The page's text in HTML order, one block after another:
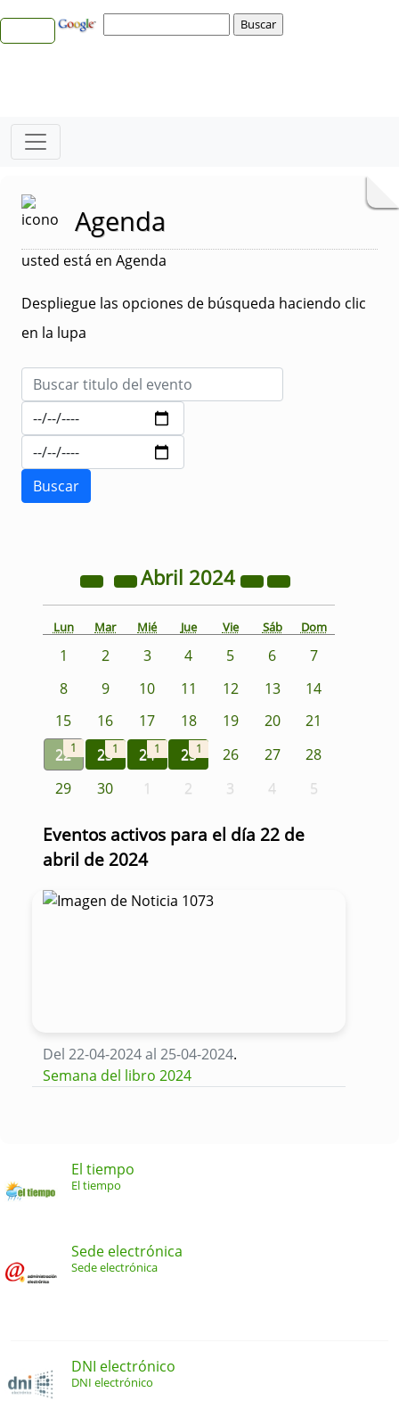
Agenda
usted está en Agenda
Despliegue las opciones de búsqueda haciendo clic
en la lupa
Abril 2024
Lun Mar Mié Jue Vie Sáb Dom
1 2 3 4 5 6
7
8
9 10 11 12 13
14
15
16 17 18 19 20
21
221 231 241 251 26 27
28
29
30 1 2 3 4 5
Eventos activos para el día 22 de
abril de 2024
Del 22-04-2024 al 25-04-2024.
Semana del libro 2024
El tiempo
El tiempo
Sede electrónica
Sede electrónica
DNI electrónico
DNI electrónico